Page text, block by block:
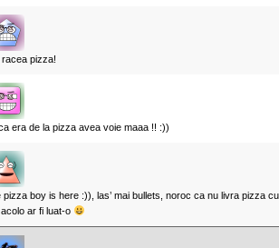
racea pizza!
era de la pizza avea voie maaa !! :))
pizza boy is here :)), las’ mai bullets, noroc ca nu livra pizza
ar fi luat-o